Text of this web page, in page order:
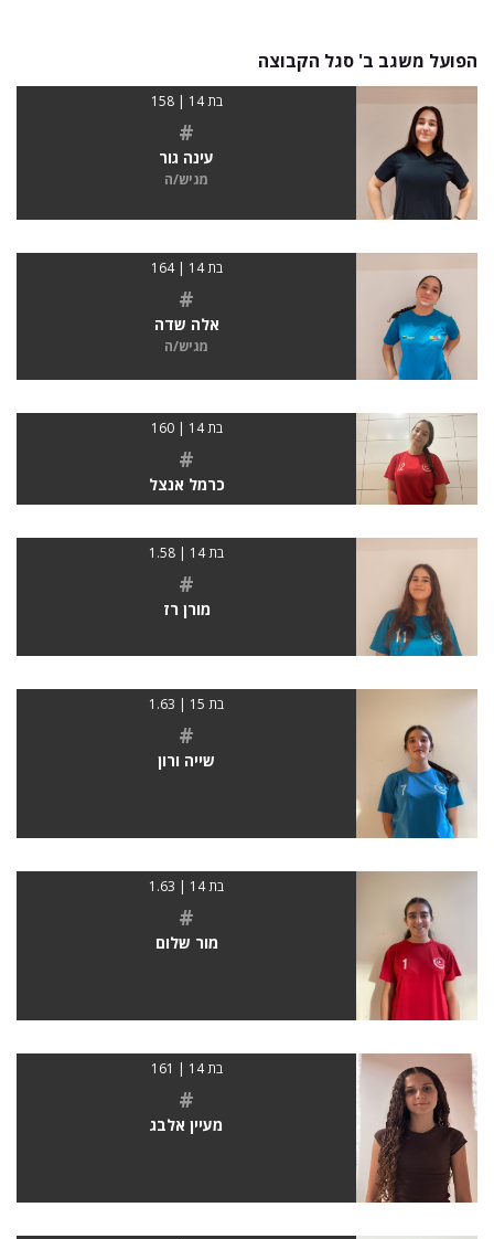
הפועל משגב ב' סגל הקבוצה
בת 14 | 158
#
עינה גור
מגיש/ה
בת 14 | 164
#
אלה שדה
מגיש/ה
בת 14 | 160
#
כרמל אנצל
בת 14 | 1.58
#
מורן רז
בת 15 | 1.63
#
שייה ורון
בת 14 | 1.63
#
מור שלום
בת 14 | 161
#
מעיין אלבג